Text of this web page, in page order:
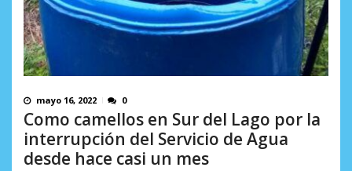
mayo 16, 2022 0
Como camellos en Sur del Lago por la
interrupción del Servicio de Agua
desde hace casi un mes